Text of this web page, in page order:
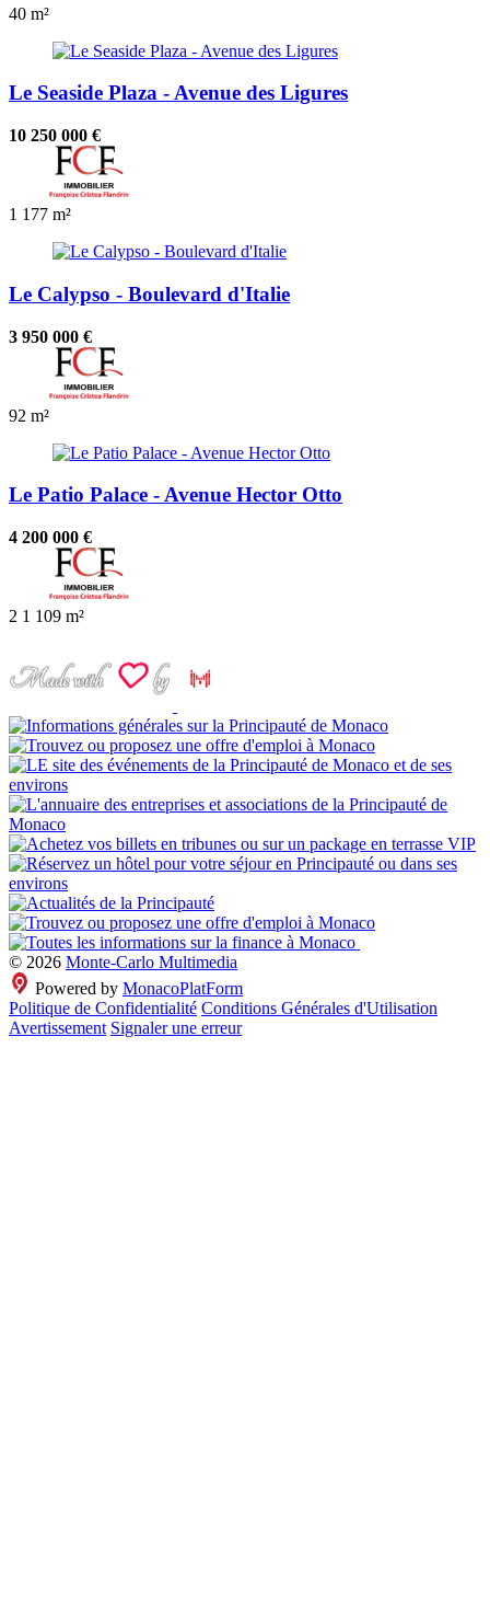
40 m²
Le Seaside Plaza - Avenue des Ligures
10 250 000 €
1 177 m²
Le Calypso - Boulevard d'Italie
3 950 000 €
92 m²
Le Patio Palace - Avenue Hector Otto
4 200 000 €
2 1 109 m²
© 2026 Monte-Carlo Multimedia
Powered by MonacoPlatForm
Politique de Confidentialité Conditions Générales d'Utilisation
Avertissement Signaler une erreur